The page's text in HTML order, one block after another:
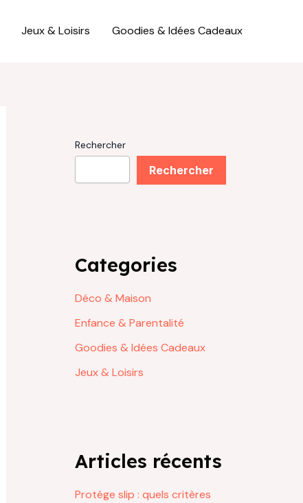
Jeux & Loisirs Goodies & Idées Cadeaux
Rechercher
Rechercher
Categories
Déco & Maison
Enfance & Parentalité
Goodies & Idées Cadeaux
Jeux & Loisirs
Articles récents
Protége slip : quels critères